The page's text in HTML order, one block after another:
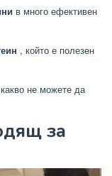
в много ефективен
, който е полезен
не можете да
за